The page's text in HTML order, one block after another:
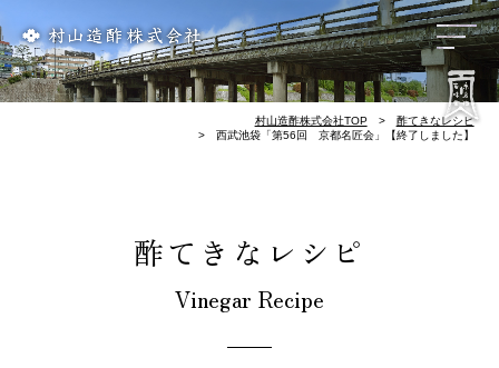
リンク集会社概要歴 史お酢づくり千鳥酢と南丹市料理屋様のレシピ酢てきなレシピ千鳥酢について
村山造酢株式会社TOP
酢てきなレシピ
西武池袋「第56回 京都名匠会」【終了しました】
酢てきなレシピ
Vinegar Recipe